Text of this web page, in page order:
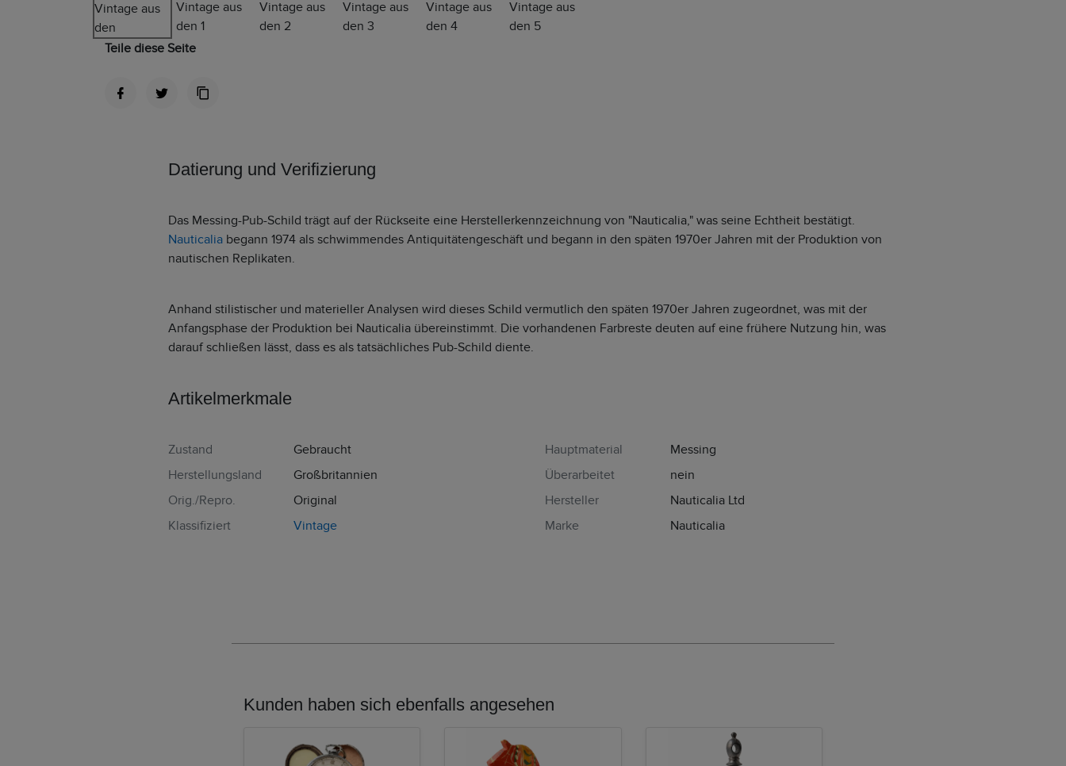
Teile diese Seite
Datierung und Verifizierung
Das Messing-Pub-Schild trägt auf der Rückseite eine Herstellerkennzeichnung von "Nauticalia," was seine Echtheit bestätigt.
Nauticalia begann 1974 als schwimmendes Antiquitätengeschäft und begann in den späten 1970er Jahren mit der Produktion von
nautischen Replikaten.
Anhand stilistischer und materieller Analysen wird dieses Schild vermutlich den späten 1970er Jahren zugeordnet, was mit der
Anfangsphase der Produktion bei Nauticalia übereinstimmt. Die vorhandenen Farbreste deuten auf eine frühere Nutzung hin, was
darauf schließen lässt, dass es als tatsächliches Pub-Schild diente.
Artikelmerkmale
Zustand
Gebraucht
Herstellungsland
Großbritannien
Orig./Repro.
Original
Klassifiziert
Vintage
Hauptmaterial
Messing
Überarbeitet
nein
Hersteller
Nauticalia Ltd
Marke
Nauticalia
Kunden haben sich ebenfalls angesehen